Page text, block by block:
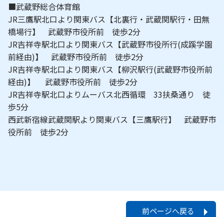
■武蔵野総合体育館
JR三鷹駅北口より関東バス【北裏行・武蔵関駅行・田無
橋場行】 武蔵野市役所前 徒歩2分
JR吉祥寺駅北口より関東バス【武蔵野市役所行(成蹊学園
前経由)】 武蔵野市役所前 徒歩2分
JR吉祥寺駅北口より関東バス【柳沢駅行(武蔵野市役所前
経由)】 武蔵野市役所前 徒歩2分
JR吉祥寺駅北口よりムーバス北西循環 33扶桑通り 徒
歩5分
西武新宿線武蔵関駅より関東バス【三鷹駅行】 武蔵野市
役所前 徒歩2分
前ページへ戻る